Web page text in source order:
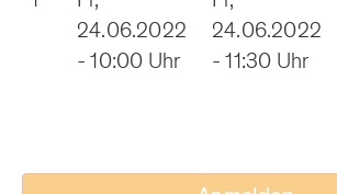
24.06.2022
- 10:00 Uhr
24.06.2022
- 11:30 Uhr